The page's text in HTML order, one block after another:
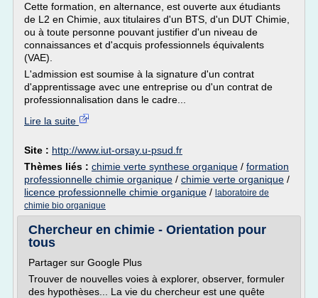
Cette formation, en alternance, est ouverte aux étudiants
de L2 en Chimie, aux titulaires d'un BTS, d'un DUT Chimie,
ou à toute personne pouvant justifier d'un niveau de
connaissances et d'acquis professionnels équivalents
(VAE).
L'admission est soumise à la signature d'un contrat
d'apprentissage avec une entreprise ou d'un contrat de
professionnalisation dans le cadre...
Lire la suite
Site : http://www.iut-orsay.u-psud.fr
Thèmes liés : chimie verte synthese organique / formation
professionnelle chimie organique / chimie verte organique /
licence professionnelle chimie organique / laboratoire de
chimie bio organique
Chercheur en chimie - Orientation pour
tous
Partager sur Google Plus
Trouver de nouvelles voies à explorer, observer, formuler
des hypothèses... La vie du chercheur est une quête